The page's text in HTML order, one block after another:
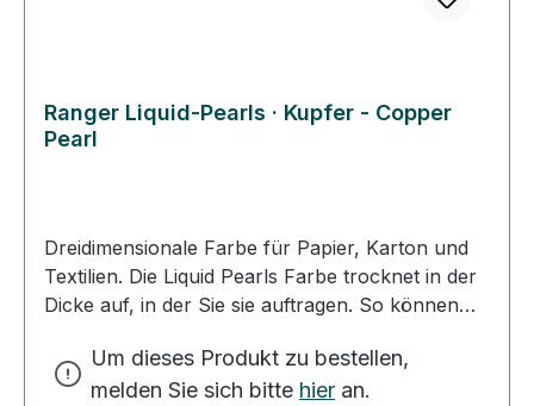
Ranger Liquid-Pearls · Kupfer - Copper
Pearl
Dreidimensionale Farbe für Papier, Karton und
Textilien. Die Liquid Pearls Farbe trocknet in der
Dicke auf, in der Sie sie auftragen. So können
verzieren. Mit der besonders feinen Spitze des
Farbfläschchens können Sie dünne Linien und
Um dieses Produkt zu bestellen,
melden Sie sich bitte hier an.